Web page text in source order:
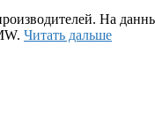
На
Читать дальше